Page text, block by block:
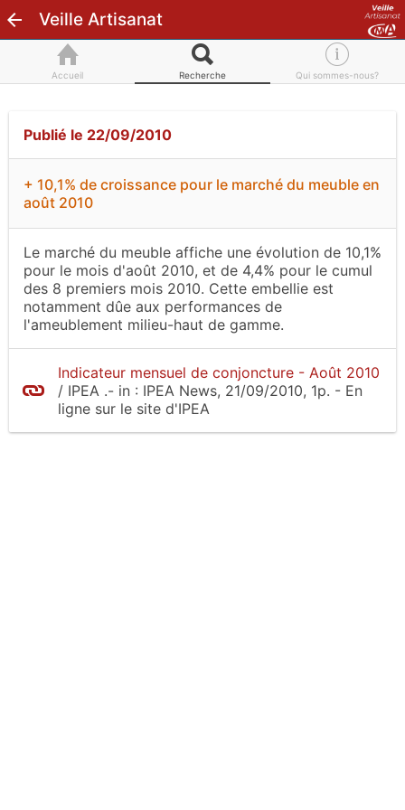
Veille Artisanat
Accueil Recherche Qui sommes-nous?
Publié le 22/09/2010
+ 10,1% de croissance pour le marché du meuble en
août 2010
Le marché du meuble affiche une évolution de 10,1%
pour le mois d'août 2010, et de 4,4% pour le cumul
des 8 premiers mois 2010. Cette embellie est
notamment dûe aux performances de
l'ameublement milieu-haut de gamme.
Indicateur mensuel de conjoncture - Août 2010
/ IPEA .- in : IPEA News, 21/09/2010, 1p. - En
ligne sur le site d'IPEA